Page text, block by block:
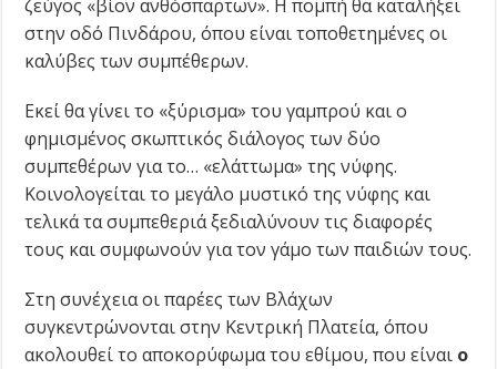
ζεύγος «βίον ανθόσπαρτων». Η πομπή θα καταλήξει
στην οδό Πινδάρου, όπου είναι τοποθετημένες οι
καλύβες των συμπέθερων.
Εκεί θα γίνει το «ξύρισμα» του γαμπρού και ο
φημισμένος σκωπτικός διάλογος των δύο
συμπεθέρων για το… «ελάττωμα» της νύφης.
Κοινολογείται το μεγάλο μυστικό της νύφης και
τελικά τα συμπεθεριά ξεδιαλύνουν τις διαφορές
τους και συμφωνούν για τον γάμο των παιδιών τους.
Στη συνέχεια οι παρέες των Βλάχων
συγκεντρώνονται στην Κεντρική Πλατεία, όπου
ακολουθεί το αποκορύφωμα του εθίμου, που είναι ο